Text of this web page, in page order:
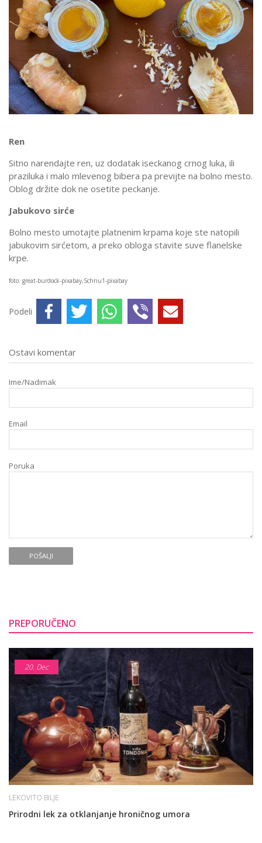
Ren
Sitno narendajte ren, uz dodatak iseckanog crnog luka, ili
praziluka i malo mlevenog bibera pa previjte na bolno mesto.
Oblog držite dok ne osetite peckanje.
Jabukovo sirće
Bolno mesto umotajte platnenim krpama koje ste natopili
jabukovim sirćetom, a preko obloga stavite suve flanelske
krpe.
foto: great-burdock-pixabay,Schnu1-pixabay
Podeli
Ostavi komentar
Ime/Nadimak
Email
Poruka
POŠALJI
PREPORUČENO
20. Dec
LEKOVITO BILJE
Prirodni lek za otklanjanje hroničnog umora